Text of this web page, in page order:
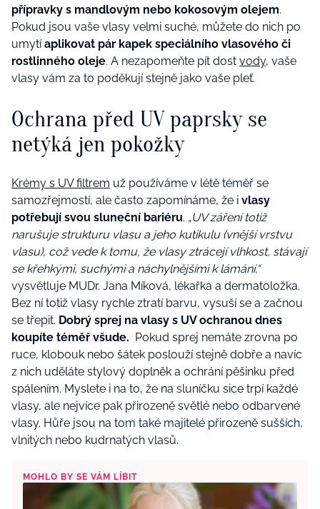
přípravky s mandlovým nebo kokosovým olejem.
Pokud jsou vaše vlasy velmi suché, můžete do nich po
umytíaplikovat pár kapek speciálního vlasového či
rostlinného oleje. A nezapomeňte pít dost vody, vaše
vlasy vám za to poděkují stejně jako vaše pleť.
Ochrana před UV paprsky se
netýká jen pokožky
Krémy s UV filtrem už používáme v létě téměř se
samozřejmostí, ale často zapomínáme, že i vlasy
potřebují svou sluneční bariéru. „UV záření totiž
narušuje strukturu vlasu a jeho kutikulu (vnější vrstvu
vlasu), což vede k tomu, že vlasy ztrácejí vlhkost, stávají
se křehkými, suchými a náchylnějšími k lámání,“
vysvětluje MUDr. Jana Míková, lékařka a dermatoložka.
Bez ní totiž vlasy rychle ztratí barvu, vysuší se a začnou
se třepit. Dobrý sprej na vlasy s UV ochranou dnes
koupíte téměř všude. Pokud sprej nemáte zrovna po
ruce, klobouk nebo šátek poslouží stejně dobře a navíc
z nich uděláte stylový doplněk a ochrání pěšinku před
spálením. Myslete i na to, že na sluníčku sice trpí každé
vlasy, ale nejvíce pak přirozeně světlé nebo odbarvené
vlasy. Hůře jsou na tom také majitelé přirozeně sušších,
vlnitých nebo kudrnatých vlasů.
MOHLO BY SE VÁM LÍBIT